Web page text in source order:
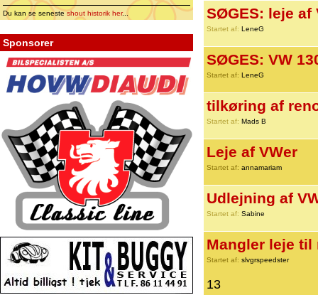
Du kan se senesteshout historik her...
Sponsorer
SØGES: leje af
Startet af: LeneG
SØGES: VW
Startet af: LeneG
tilkøring af
Startet af: Mads B
Leje af VWer
Startet af: annamariam
Udlejning af
Startet af: Sabine
Mangler leje til
Startet af: slvgrspeedster
13